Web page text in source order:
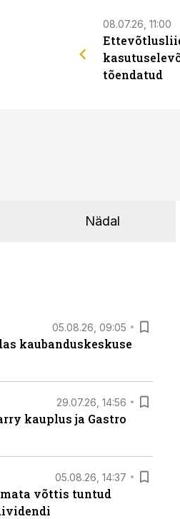
08.07.26, 11:00
tõendatud
Nädal
05.08.26, 09:05
kaubanduskeskuse
29.07.26, 14:56
kauplus ja Gastro
05.08.26, 14:37
võttis tuntud